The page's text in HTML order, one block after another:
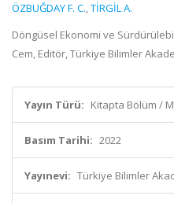
ÖZBUĞDAY F. C.,TİRGİL A.
Döngüsel Ekonomi ve
Cem, Editör, Türkiye Bilimler
Yayın Türü: Kitapta Bölüm /
Basım Tarihi: 2022
Yayınevi: Türkiye Bilimler